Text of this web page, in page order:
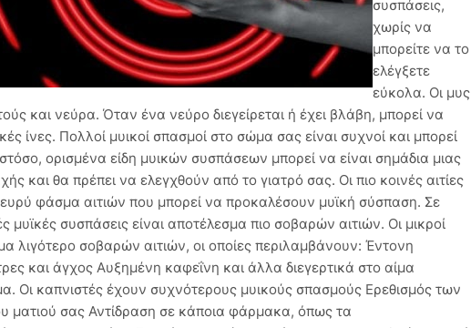
συσπάσεις,
χωρίς να
μπορείτε να το
ελέγξετε
εύκολα. Οι μυς
και νεύρα. Όταν ένα νεύρο διεγείρεται ή έχει βλάβη, μπορεί να
ίνες. Πολλοί μυικοί σπασμοί στο σώμα σας είναι συχνοί και μπορεί
ορισμένα είδη μυικών συσπάσεων μπορεί να είναι σημάδια μιας
και θα πρέπει να ελεγχθούν από το γιατρό σας. Οι πιο κοινές αιτίες
φάσμα αιτιών που μπορεί να προκαλέσουν μυϊκή σύσπαση. Σε
μυϊκές συσπάσεις είναι αποτέλεσμα πιο σοβαρών αιτιών. Οι μικροί
λιγότερο σοβαρών αιτιών, οι οποίες περιλαμβάνουν: Έντονη
και άγχος Αυξημένη καφεΐνη και άλλα διεγερτικά στο αίμα
Οι καπνιστές έχουν συχνότερους μυικούς σπασμούς Ερεθισμός των
ματιού σας Αντίδραση σε κάποια φάρμακα, όπως τα